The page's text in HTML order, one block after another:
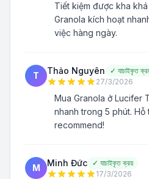
Tiết kiệm được kha
Granola kích hoạt
việc hàng ngày.
T Thảo Nguyên ✓ যাচাইকৃত
27/3/2026
Mua Granola ở Lucifer
nhanh trong 5 phút. Hỗ
recommend!
M Minh Đức ✓ যাচাইকৃত ক্রয়
17/3/2026